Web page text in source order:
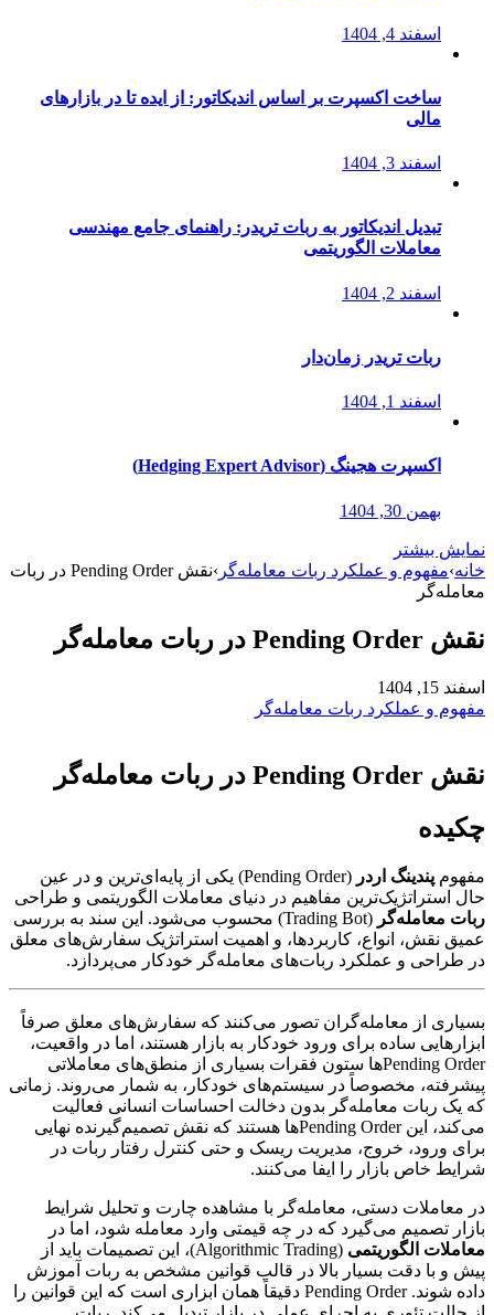
اسفند 4, 1404
ساخت اکسپرت بر اساس اندیکاتور: از ایده تا در بازارهای
مالی
اسفند 3, 1404
تبدیل اندیکاتور به ربات تریدر: راهنمای جامع مهندسی
معاملات الگوریتمی
اسفند 2, 1404
ربات تریدر زمان‌دار
اسفند 1, 1404
اکسپرت هجینگ (Hedging Expert Advisor)
بهمن 30, 1404
نمایش بیشتر
خانه›مفهوم و عملکرد ربات معامله‌گر ›
نقش Pending Order در ربات
معامله‌گر
نقش Pending Order در ربات معامله‌گر
اسفند 15, 1404
مفهوم و عملکرد ربات معامله‌گر
نقش Pending Order در ربات معامله‌گر
چکیده
مفهوم پندینگ اردر
(Pending Order) یکی از پایه‌ای‌ترین و در عین
حال استراتژیک‌ترین مفاهیم در دنیای معاملات الگوریتمی و طراحی
ربات معامله‌گر
(Trading Bot) محسوب می‌شود. این سند به بررسی
عمیق نقش، انواع، کاربردها، و اهمیت استراتژیک سفارش‌های معلق
در طراحی و عملکرد ربات‌های معامله‌گر خودکار می‌پردازد.
بسیاری از معامله‌گران تصور می‌کنند که سفارش‌های معلق صرفاً
ابزارهایی ساده برای ورود خودکار به بازار هستند، اما در واقعیت،
Pending Orderها ستون فقرات بسیاری از منطق‌های معاملاتی
پیشرفته، مخصوصاً در سیستم‌های خودکار، به شمار می‌روند. زمانی
که یک ربات معامله‌گر بدون دخالت احساسات انسانی فعالیت
می‌کند، این Pending Orderها هستند که نقش تصمیم‌گیرنده نهایی
برای ورود، خروج، مدیریت ریسک و حتی کنترل رفتار ربات در
شرایط خاص بازار را ایفا می‌کنند.
در معاملات دستی، معامله‌گر با مشاهده چارت و تحلیل شرایط
بازار تصمیم می‌گیرد که در چه قیمتی وارد معامله شود، اما در
معاملات الگوریتمی
(Algorithmic Trading)، این تصمیمات باید از
پیش و با دقت بسیار بالا در قالب قوانین مشخص به ربات آموزش
داده شوند. Pending Order دقیقاً همان ابزاری است که این قوانین را